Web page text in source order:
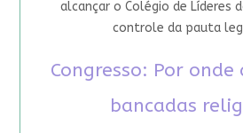
alcançar o Colégio de Líderes
controle da pauta
Congresso: Por onde
bancadas